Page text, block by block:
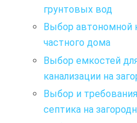
грунтовых вод
Выбор автономной
частного дома
Выбор емкостей
канализации на
Выбор и
септика на